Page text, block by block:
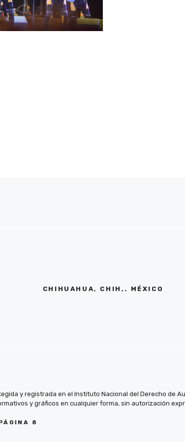
CHIHUAHUA, CHIH,. MÉXICO
y registrada en el Instituto Nacional del Derecho de
y gráficos en cualquier forma, sin autorización
8